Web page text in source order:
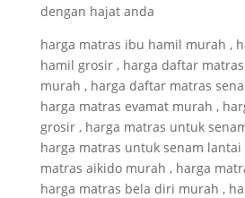
dengan hajat anda
harga matras ibu hamil murah ,
hamil grosir , harga daftar
murah , harga daftar matras
harga matras evamat murah ,
grosir , harga matras untuk
harga matras untuk senam lantai
matras aikido murah , harga
harga matras bela diri murah ,